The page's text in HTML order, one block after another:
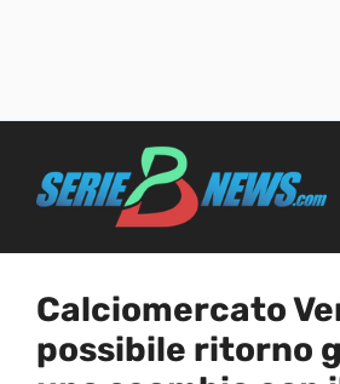
Calciomercato
possibile ritorno